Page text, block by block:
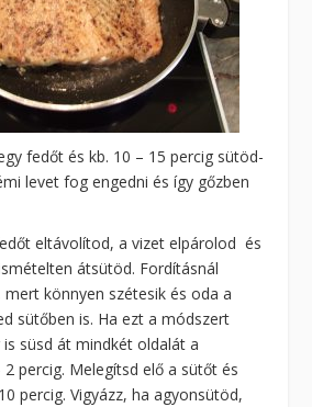
fedőt és kb. 10 – 15 percig sütöd-
levet fog engedni és így gőzben
eltávolítod, a vizet elpárolod és
átsütöd. Fordításnál
könnyen szétesik és oda a
sütőben is. Ha ezt a módszert
süsd át mindkét oldalát a
2 percig. Melegítsd elő a sütőt és
percig. Vigyázz, ha agyonsütöd,